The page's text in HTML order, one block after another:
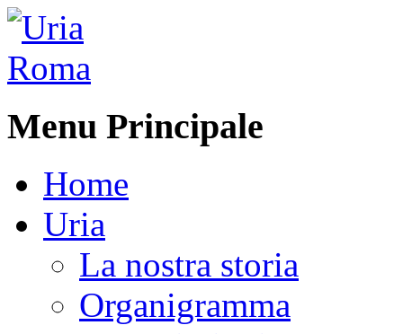
Menu Principale
Home
Uria
La nostra storia
Organigramma